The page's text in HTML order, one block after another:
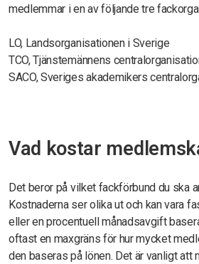
medlemmar i en av följande tre
LO, Landsorganisationen i Sverige
TCO, Tjänstemännens
SACO, Sveriges akademikers
Vad kostar
Det beror på vilket fackförbund du ska
Kostnaderna ser olika ut och kan vara
eller en procentuell månadsavgift
oftast en maxgräns för hur mycket
den baseras på lönen. Det är vanligt